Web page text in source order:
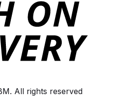
All rights reserved